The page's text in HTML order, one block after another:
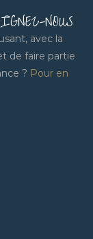
NOUS
avec la
de faire partie
? Pour en